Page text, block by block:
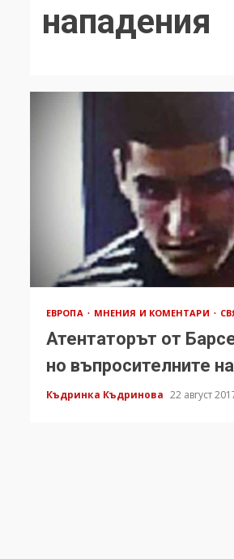
нападения
ЕВРОПА МНЕНИЯ И КОМЕНТАРИ
Атентаторът от
но въпросителните
Къдринка Къдринова 22 август